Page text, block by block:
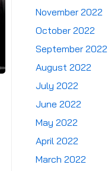
November 2022
October 2022
September 2022
August 2022
July 2022
June 2022
May 2022
April 2022
March 2022